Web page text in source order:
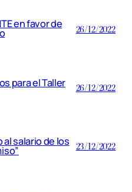
en favor de 26/12/2022
para el Taller 26/12/2022
salario de los 23/12/2022